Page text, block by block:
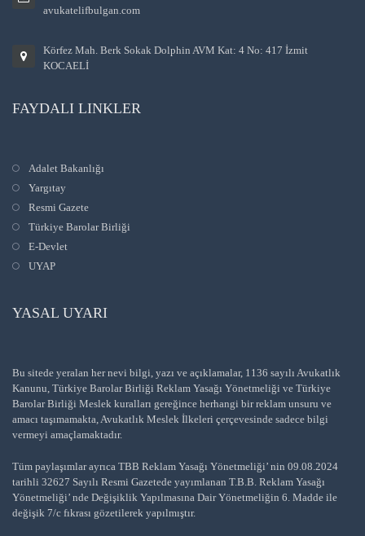
avukatelifbulgan.com
Körfez Mah. Berk Sokak Dolphin AVM Kat: 4 No: 417 İzmit
KOCAELİ
FAYDALI LINKLER
Adalet Bakanlığı
Yargıtay
Resmi Gazete
Türkiye Barolar Birliği
E-Devlet
UYAP
YASAL UYARI
Bu sitede yeralan her nevi bilgi, yazı ve açıklamalar, 1136 sayılı Avukatlık
Kanunu, Türkiye Barolar Birliği Reklam Yasağı Yönetmeliği ve Türkiye
Barolar Birliği Meslek kuralları gereğince herhangi bir reklam unsuru ve
amacı taşımamakta, Avukatlık Meslek İlkeleri çerçevesinde sadece bilgi
vermeyi amaçlamaktadır.
Tüm paylaşımlar ayrıca TBB Reklam Yasağı Yönetmeliği’ nin 09.08.2024
tarihli 32627 Sayılı Resmi Gazetede yayımlanan T.B.B. Reklam Yasağı
Yönetmeliği’ nde Değişiklik Yapılmasına Dair Yönetmeliğin 6. Madde ile
değişik 7/c fıkrası gözetilerek yapılmıştır.